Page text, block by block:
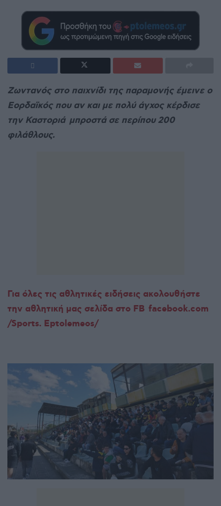
Ζωντανός στο παιχνίδι της παραμονής έμεινε ο
Εορδαϊκός που αν και με πολύ άγχος κέρδισε
την Καστοριά μπροστά σε περίπου 200
φιλάθλους.
Για όλες τις αθλητικές ειδήσεις ακολουθήστε
την αθλητική μας σελίδα στο FB facebook.com
/Sports. Eptolemeos/